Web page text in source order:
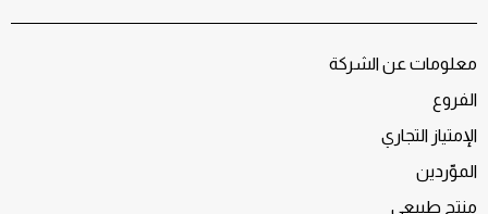
معلومات عن الشركة
الفروع
الإمتياز التجاري
الموّردين
منتج طبيعي